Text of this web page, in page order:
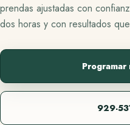
prendas ajustadas con
dos horas y con resultados
Programar
929-